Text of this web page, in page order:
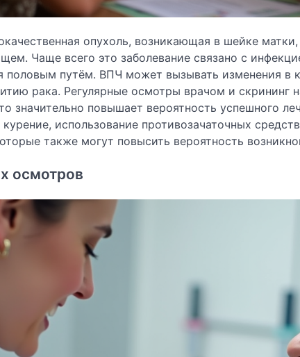
опухоль, возникающая в шейке
Чаще всего это заболевание связано с
половым путём. ВПЧ может вызывать изменения в
рака. Регулярные осмотры врачом и скрининг
значительно повышает вероятность успешного
использование противозачаточных
также могут повысить вероятность
осмотров